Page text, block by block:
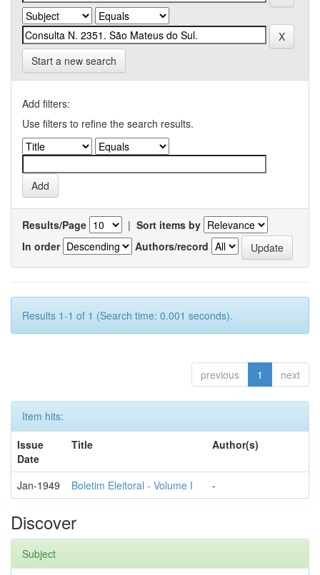
Start a new search
Add filters:
Use filters to refine the search results.
Results/Page | Sort items by
In order
Authors/record
Results 1-1 of 1 (Search time: 0.001 seconds).
previous 1 next
Item hits:
Issue
Date
Title Author(s)
Jan-1949 Boletim Eleitoral - Volume I -
Discover
Subject